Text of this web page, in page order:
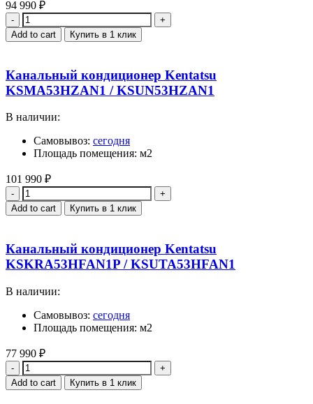
94 990 ₽
Quantity
Add to cart Купить в 1 клик
Канальный кондиционер Kentatsu
KSMA53HZAN1 / KSUN53HZAN1
В наличии:
Самовывоз: сегодня
Площадь помещения: м2
101 990 ₽
Quantity
Add to cart Купить в 1 клик
Канальный кондиционер Kentatsu
KSKRA53HFAN1P / KSUTA53HFAN1
В наличии:
Самовывоз: сегодня
Площадь помещения: м2
77 990 ₽
Quantity
Add to cart Купить в 1 клик